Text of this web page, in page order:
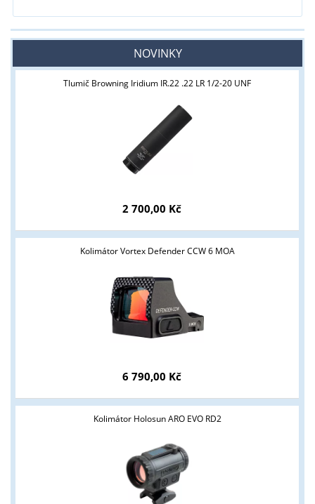
NOVINKY
Tlumič Browning Iridium IR.22 .22 LR 1/2-20 UNF
2 700,00 Kč
Kolimátor Vortex Defender CCW 6 MOA
6 790,00 Kč
Kolimátor Holosun ARO EVO RD2